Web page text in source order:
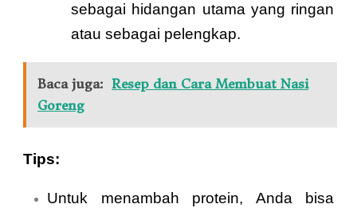
sebagai hidangan utama yang ringan
atau sebagai pelengkap.
Baca juga: Resep dan Cara Membuat Nasi
Goreng
Tips:
Untuk menambah protein, Anda bisa